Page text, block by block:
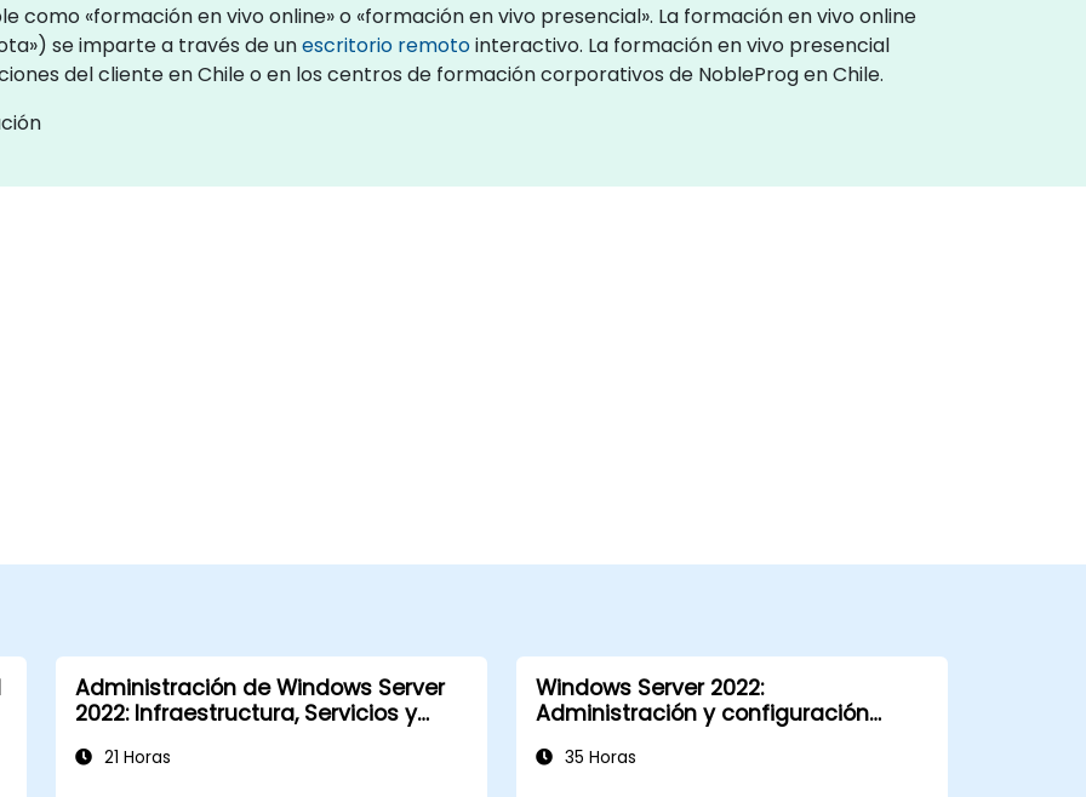
como «formación en vivo online» o «formación en vivo presencial». La formación en vivo online
se imparte a través de unescritorio remotointeractivo. La formación en vivo presencial
del cliente en Chile o en los centros de formación corporativos de NobleProg en Chile.
Administración de Windows Server
2022: Infraestructura, Servicios y
21 Horas
Windows Server 2022:
Administración y configuración
35 Horas